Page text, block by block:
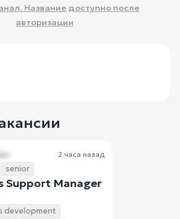
Название доступно после
авторизации
2 часа назад
senior
Support Manager
development